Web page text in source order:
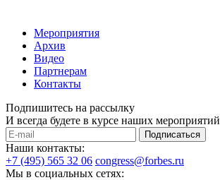
Мероприятия
Архив
Видео
Партнерам
Контакты
Подпишитесь на рассылку
И всегда будете в курсе наших мероприятий
Подписаться
Наши контакты:
+7 (495) 565 32 06 congress@forbes.ru
Мы в социальных сетях: